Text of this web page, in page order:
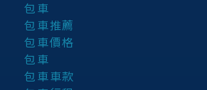
包車
包車推薦
包車價格
包車
包車車款